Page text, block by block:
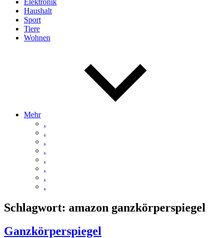
Elektronik
Haushalt
Sport
Tiere
Wohnen
Mehr
.
.
.
.
.
.
.
.
Schlagwort: amazon ganzkörperspiegel
Ganzkörperspiegel